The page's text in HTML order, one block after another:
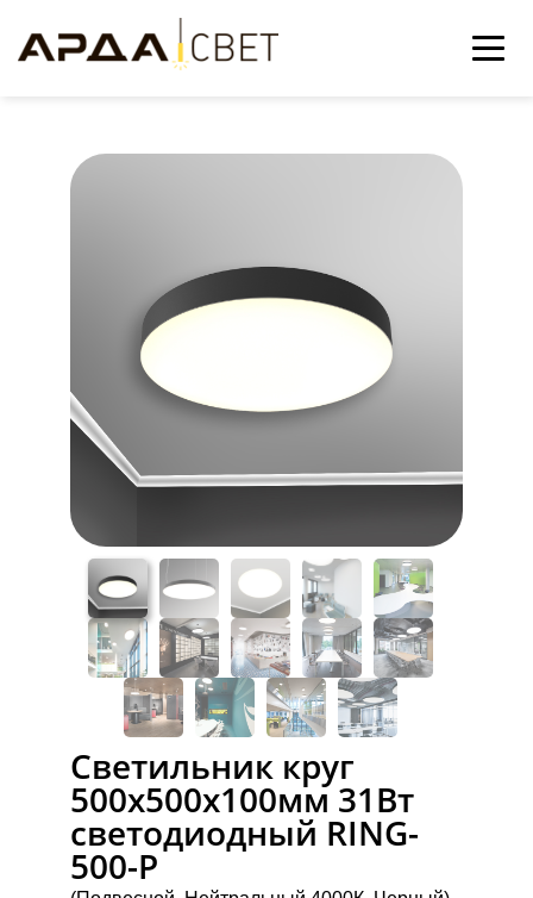
Светильник круг
500х500х100мм 31Вт
светодиодный RING-
500-P